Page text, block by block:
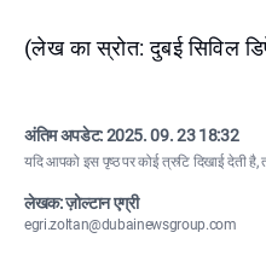
(लेख का स्रोत: दुबई सिविल
अंतिम अपडेट:2025. 09. 23 18:32
यदि आपको इस पृष्ठ पर कोई त्रुटि दिखाई देती है,
लेखक: ज़ोल्टान एग्री
egri.zoltan@dubainewsgroup.com